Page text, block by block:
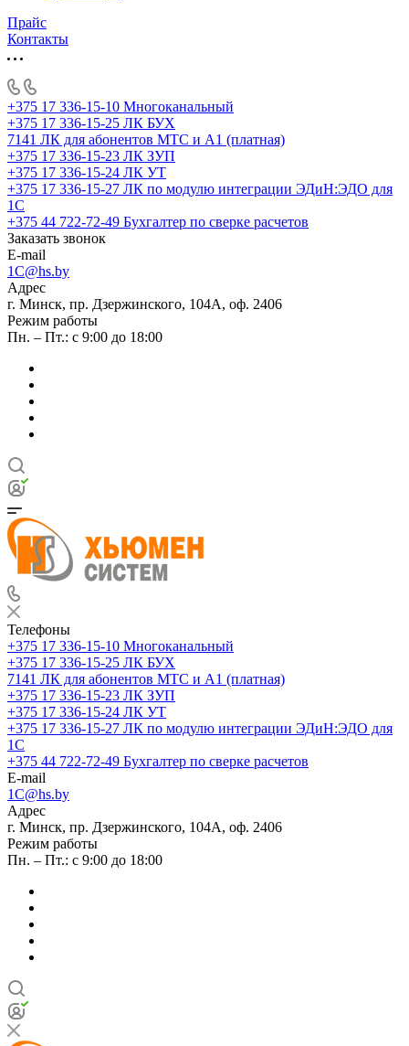
Прайс
Контакты
+375 17 336-15-10 Многоканальный
+375 17 336-15-25 ЛК БУХ
7141 ЛК для абонентов МТС и А1 (платная)
+375 17 336-15-23 ЛК ЗУП
+375 17 336-15-24 ЛК УТ
+375 17 336-15-27 ЛК по модулю интеграции ЭДиН:ЭДО для
1С
+375 44 722-72-49 Бухгалтер по сверке расчетов
Заказать звонок
E-mail
1C@hs.by
Адрес
г. Минск, пр. Дзержинского, 104А, оф. 2406
Режим работы
Пн. – Пт.: с 9:00 до 18:00
Телефоны
+375 17 336-15-10 Многоканальный
+375 17 336-15-25 ЛК БУХ
7141 ЛК для абонентов МТС и А1 (платная)
+375 17 336-15-23 ЛК ЗУП
+375 17 336-15-24 ЛК УТ
+375 17 336-15-27 ЛК по модулю интеграции ЭДиН:ЭДО для
1С
+375 44 722-72-49 Бухгалтер по сверке расчетов
E-mail
1C@hs.by
Адрес
г. Минск, пр. Дзержинского, 104А, оф. 2406
Режим работы
Пн. – Пт.: с 9:00 до 18:00